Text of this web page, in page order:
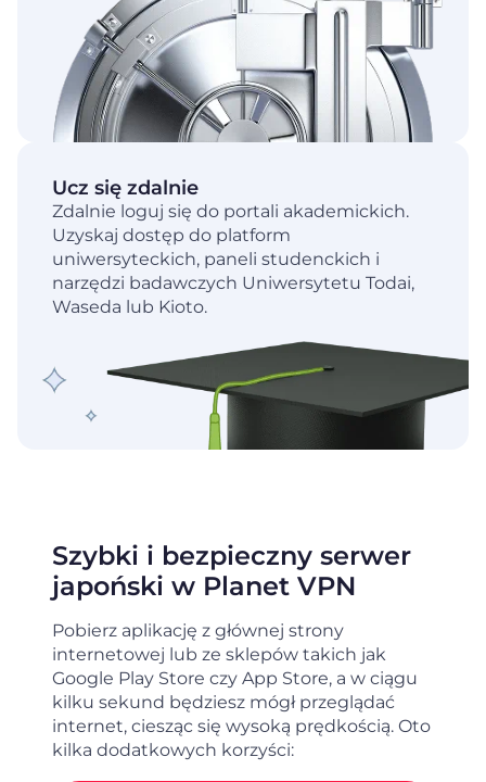
Ucz się zdalnie
Zdalnie loguj się do portali akademickich.
Uzyskaj dostęp do platform
uniwersyteckich, paneli studenckich i
narzędzi badawczych Uniwersytetu Todai,
Waseda lub Kioto.
Szybki i bezpieczny serwer
japoński w Planet VPN
Pobierz aplikację z głównej strony
internetowej lub ze sklepów takich jak
Google Play Store czy App Store, a w ciągu
kilku sekund będziesz mógł przeglądać
internet, ciesząc się wysoką prędkością. Oto
kilka dodatkowych korzyści: